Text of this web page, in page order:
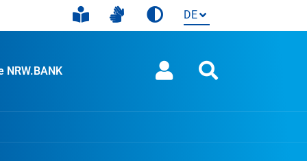
NRW.BANK